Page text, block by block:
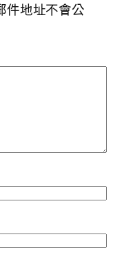
件地址不會公